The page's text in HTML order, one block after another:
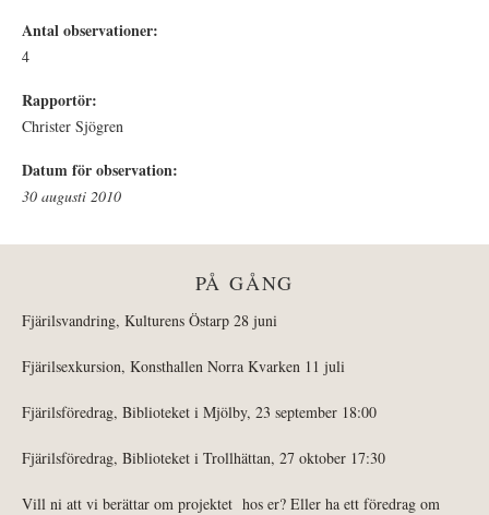
Antal observationer:
4
Rapportör:
Christer Sjögren
Datum för observation:
30 augusti 2010
PÅ GÅNG
Fjärilsvandring, Kulturens Östarp 28 juni
Fjärilsexkursion, Konsthallen Norra Kvarken 11 juli
Fjärilsföredrag, Biblioteket i Mjölby, 23 september 18:00
Fjärilsföredrag, Biblioteket i Trollhättan, 27 oktober 17:30
Vill ni att vi berättar om projektet hos er? Eller ha ett föredrag om